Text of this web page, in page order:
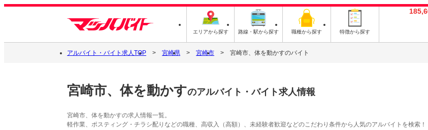
エリアから探す 路線・駅から探す 職種から探す 特徴から探す
アルバイト・バイト求人TOP 宮崎県 宮崎市 宮崎市、体を動かすのバイト
宮崎市、体を動かすのアルバイト・バイト求人情報
宮崎市、体を動かすの求人情報一覧。
軽作業、ポスティング・チラシ配りなどの職種、高収入（高額）、未経験者歓迎などのこだわり条件から人気のアルバイトを検索！